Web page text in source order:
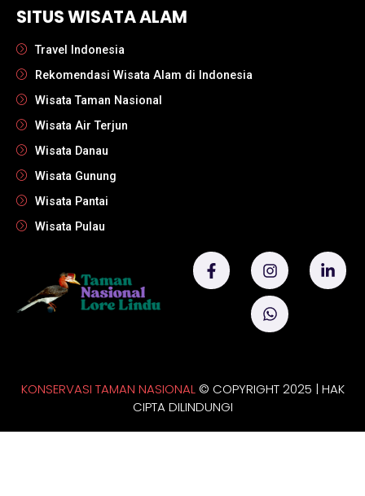
SITUS WISATA ALAM
Travel Indonesia
Rekomendasi Wisata Alam di Indonesia
Wisata Taman Nasional
Wisata Air Terjun
Wisata Danau
Wisata Gunung
Wisata Pantai
Wisata Pulau
KONSERVASI TAMAN NASIONAL © COPYRIGHT 2025 | HAK
CIPTA DILINDUNGI